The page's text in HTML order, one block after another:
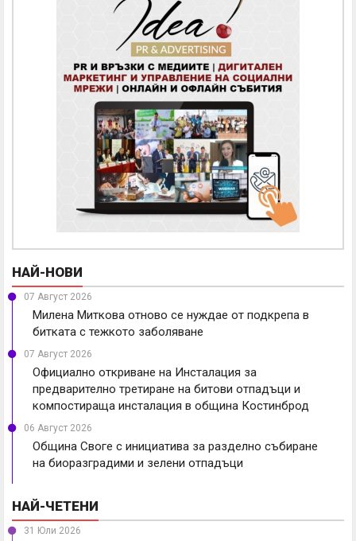
НАЙ-НОВИ
07 Август 2026
Милена Миткова отново се нуждае от подкрепа в
битката с тежкото заболяване
07 Август 2026
Официално откриване на Инсталация за
предварително третиране на битови отпадъци и
компостираща инсталация в община Костинброд
06 Август 2026
Община Своге с инициатива за разделно събиране
на биоразградими и зелени отпадъци
НАЙ-ЧЕТЕНИ
31 Юли 2026